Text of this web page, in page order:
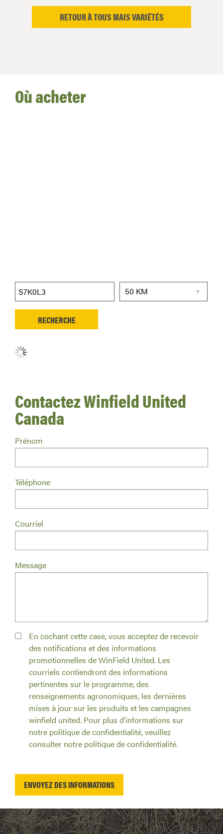
RETOUR À TOUS MAIS VARIÉTÉS
Où acheter
Aucun détaillant trouvé.
Contactez Winfield United
Canada
Prénom
Téléphone
Courriel
Message
En cochant cette case, vous acceptez de recevoir
des notifications et des informations
promotionnelles de WinField United. Les
courriels contiendront des informations
pertinentes sur le programme, des
renseignements agronomiques, les dernières
mises à jour sur les produits et les campagnes
winfield united. Pour plus d'informations sur
notre politique de confidentialité, veuillez
consulter notre politique de confidentialité.